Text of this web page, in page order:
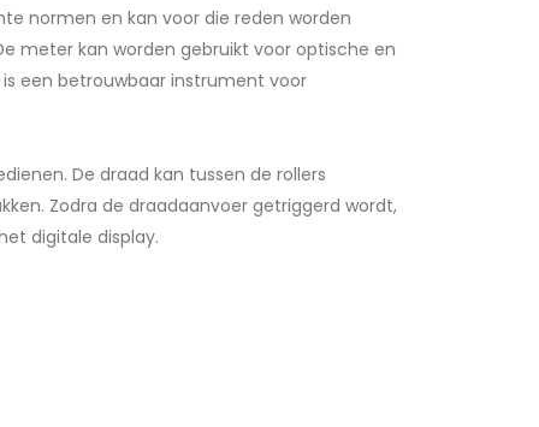
normen en kan voor die reden worden
meter kan worden gebruikt voor optische en
een betrouwbaar instrument voor
De draad kan tussen de rollers
Zodra de draadaanvoer getriggerd wordt,
digitale display.